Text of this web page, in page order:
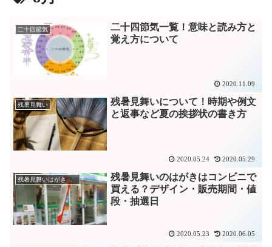
二十四節気
二十四節気一覧！意味と読み方と
覚え方について
2020.11.09
残暑見舞い
残暑見舞いについて！時期や例文
と返事など夏の挨拶状の書き方
2020.05.24 2020.05.29
残暑見舞いはがきコンビニ
残暑見舞いのはがきはコンビニで
買える？デザイン・販売期間・値
段・抽選日
2020.05.23 2020.06.05